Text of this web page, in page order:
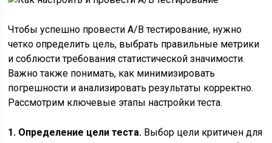
Чтобы успешно провести A/B тестирование, нужно
четко определить цель, выбрать правильные метрики
и соблюсти требования статистической значимости.
Важно также понимать, как минимизировать
погрешности и анализировать результаты корректно.
Рассмотрим ключевые этапы настройки теста.
1. Определение цели теста. Выбор цели критичен для